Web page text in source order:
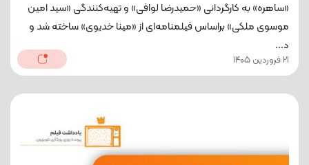
«ساهره» به کارگردانی «حمیدرضا لوافی» و تهیه‌کنندگی «سید امین
موسوی ملکی» براساس فیلمنامه‌ای از «مینا خدیوی» ساخته شد و
د...
21 فروردین 1405